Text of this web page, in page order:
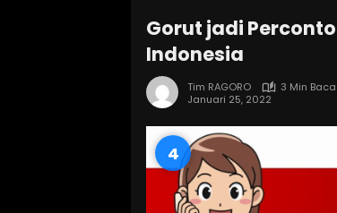
Gorut jadi
Indonesia
Tim RAGORO
3 Min Baca
Januari 25, 2022
3